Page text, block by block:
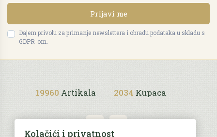
Prijavi me
Dajem privolu za primanje newslettera i obradu podataka u skladu s
GDPR-om.
19960 Artikala 2034 Kupaca
Kolačići i privatnost